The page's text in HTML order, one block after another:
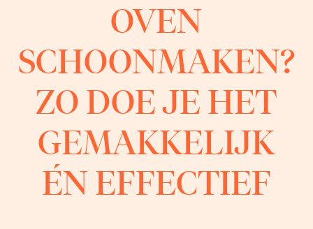
OVEN
SCHOONMAKEN?
ZO DOE JE HET
GEMAKKELIJK
ÉN EFFECTIEF